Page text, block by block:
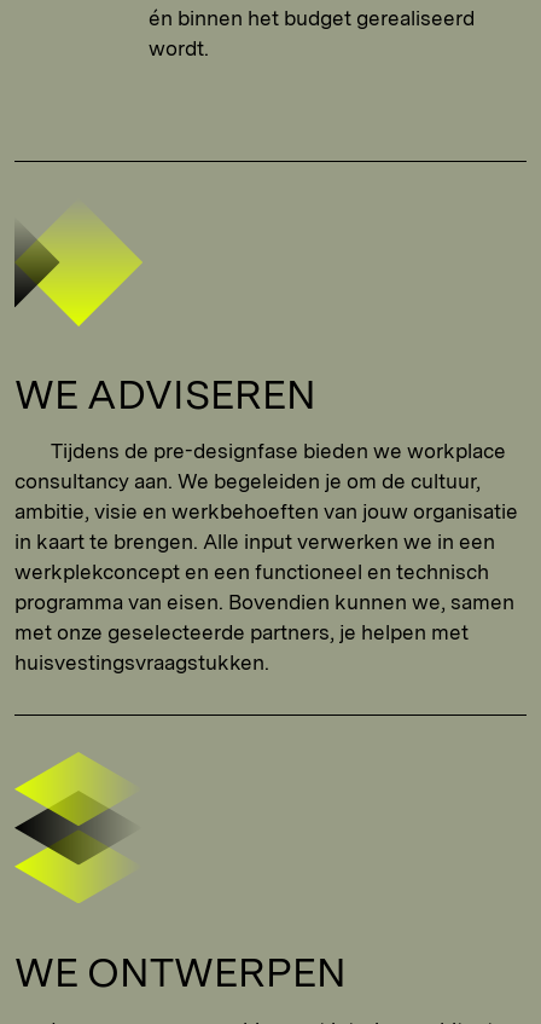
én binnen het budget gerealiseerd
wordt.
WE ADVISEREN
Tijdens de pre-designfase bieden we workplace
consultancy aan. We begeleiden je om de cultuur,
ambitie, visie en werkbehoeften van jouw organisatie
in kaart te brengen. Alle input verwerken we in een
werkplekconcept en een functioneel en technisch
programma van eisen. Bovendien kunnen we, samen
met onze geselecteerde partners, je helpen met
huisvestingsvraagstukken.
WE ONTWERPEN